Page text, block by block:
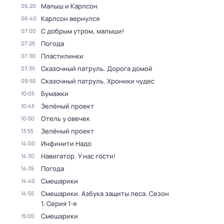
06:20 Малыш и Карлсон
06:40 Карлсон вернулся
07:00 С добрым утром, малыши!
07:25 Погода
07:30 Пластилинки
07:35 Сказочный патруль. Дорога домой
09:55 Сказочный патруль. Хроники чудес
10:05 Бумажки
10:45 Зелёный проект
10:50 Отель у овечек
13:55 Зелёный проект
14:00 Инфинити Надо
14:30 Навигатор. У нас гости!
14:35 Погода
14:40 Смешарики
14:55 Смешарики. Азбука защиты леса. Сезон
1. Серия 1-я
15:00 Смешарики